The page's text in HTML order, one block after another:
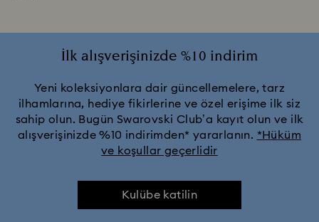
İlk alışverişinizde %10 indirim
Yeni koleksiyonlara dair güncellemelere, tarz
ilhamlarına, hediye fikirlerine ve özel erişime ilk siz
sahip olun. Bugün Swarovski Club’a kayıt olun ve ilk
alışverişinizde %10 indirimden* yararlanın. *Hüküm
ve koşullar geçerlidir
Kulübe katilin